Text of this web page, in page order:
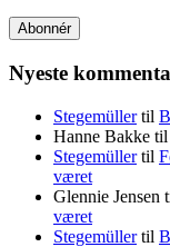
Nyeste
Stegemüllertil
Hanne Bakke til
Stegemüllertil
været
Glennie Jensen
været
Stegemüllertil